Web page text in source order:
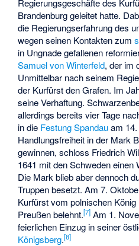
Regierungsgeschäfte des
Brandenburg geleitet hatte.
die Regierungserfahrung des
wegen seinen Kontakten zum
in Ungnade gefallenen
Samuel von Winterfeld, der im
Unmittelbar nach seinem
der Kurfürst den Grafen. Im
seine Verhaftung.
allerdings bereits vier Tage
in die Festung Spandauam
Handlungsfreiheit in der Mark
gewinnen, schloss Friedrich
1641 mit den Schweden einen
Die Mark blieb aber dennoch
Truppen besetzt. Am 7.
Kurfürst vom polnischen
Preußen belehnt.[7] Am 1.
feierlichen Einzug in seiner
Königsberg.[8]